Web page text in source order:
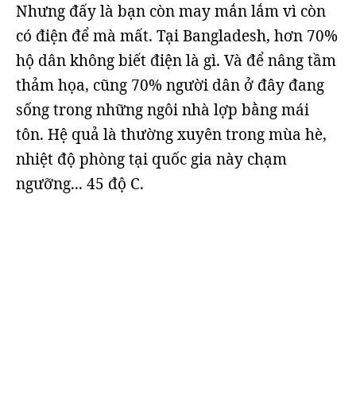
Nhưng đấy là bạn còn may mắn lắm vì còn
có điện để mà mất. Tại Bangladesh, hơn 70%
hộ dân không biết điện là gì. Và để nâng tầm
thảm họa, cũng 70% người dân ở đây đang
sống trong những ngôi nhà lợp bằng mái
tôn. Hệ quả là thường xuyên trong mùa hè,
nhiệt độ phòng tại quốc gia này chạm
ngưỡng... 45 độ C.